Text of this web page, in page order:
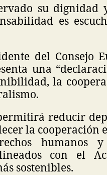
su
es
del Consejo
una
la
reducir
la cooperación
humanos
con el
sostenibles.